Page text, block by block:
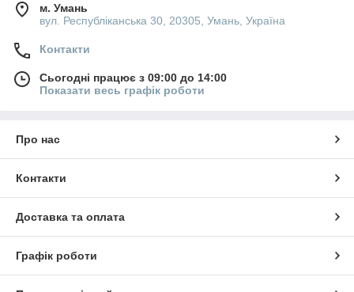
м. Умань
вул. Республіканська 30, 20305, Умань, Україна
Контакти
Сьогодні працює з 09:00 до 14:00
Показати весь графік роботи
Про нас
Контакти
Доставка та оплата
Графік роботи